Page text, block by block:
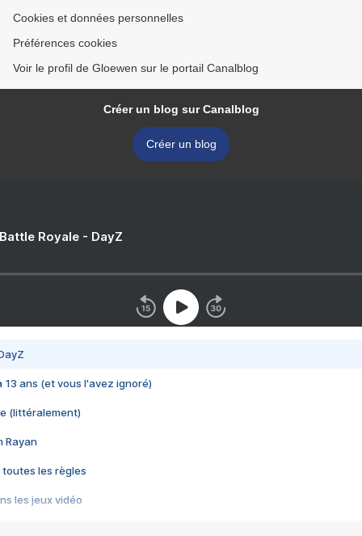
Cookies et données personnelles
Préférences cookies
Voir le profil de Gloewen sur le portail Canalblog
Créer un blog sur Canalblog
Créer un blog
Royale - DayZ
13 ans (et vous l'avez ignoré)
(littéralement)
Rayan
toutes les règles
les jeux vidéo